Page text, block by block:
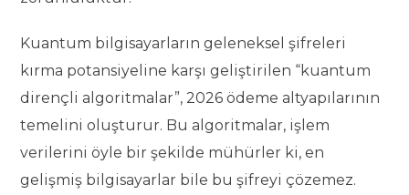
Kuantum bilgisayarların geleneksel şifreleri
kırma potansiyeline karşı geliştirilen “kuantum
dirençli algoritmalar”, 2026 ödeme altyapılarının
temelini oluşturur. Bu algoritmalar, işlem
verilerini öyle bir şekilde mühürler ki, en
gelişmiş bilgisayarlar bile bu şifreyi çözemez.